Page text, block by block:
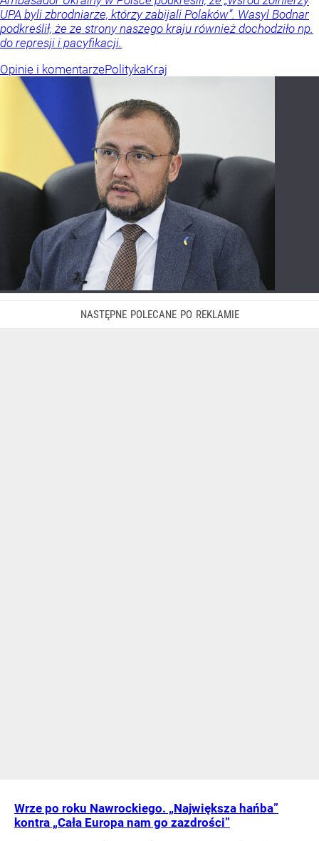
UPA byli zbrodniarze, którzy zabijali Polaków”. Wasyl Bodnar
podkreślił, że ze strony naszego kraju również dochodziło np.
do represji i pacyfikacji.
Opinie i komentarzePolitykaKraj
Wrze po roku Nawrockiego. „Największa hańba”
kontra „Cała Europa nam go zazdrości”